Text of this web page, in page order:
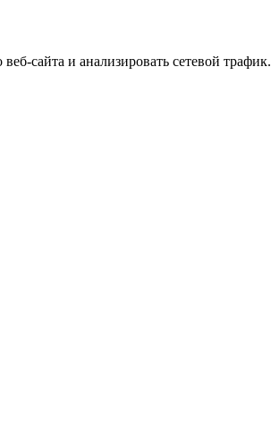
сайта и анализировать сетевой трафик.